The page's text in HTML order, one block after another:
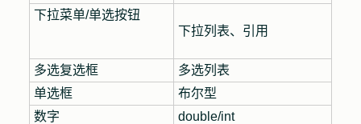
下拉菜单/单选按钮
下拉列表、引用
多选复选框
多选列表
单选框
布尔型
数字
double/int